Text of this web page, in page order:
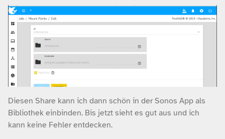
Diesen Share kann ich dann schön in der Sonos App als
Bibliothek einbinden. Bis jetzt sieht es gut aus und ich
kann keine Fehler entdecken.